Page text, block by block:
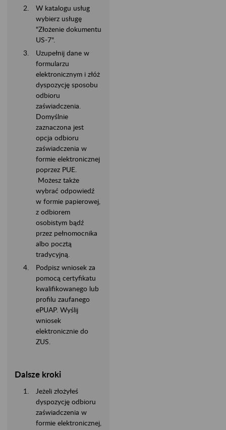
W katalogu usług
wybierz usługę
"Złożenie dokumentu
US-7".
Uzupełnij dane w
formularzu
elektronicznym i złóż
dyspozycję sposobu
odbioru
zaświadczenia.
Domyślnie
zaznaczona jest
opcja odbioru
zaświadczenia w
formie elektronicznej
poprzez PUE.
Możesz także
wybrać odpowiedź
w formie papierowej,
z odbiorem
osobistym bądź
przez pełnomocnika
albo pocztą
tradycyjną.
Podpisz wniosek za
pomocą certyfikatu
kwalifikowanego lub
profilu zaufanego
ePUAP. Wyślij
wniosek
elektronicznie do
ZUS.
Dalsze kroki
Jeżeli złożyłeś
dyspozycję odbioru
zaświadczenia w
formie elektronicznej,